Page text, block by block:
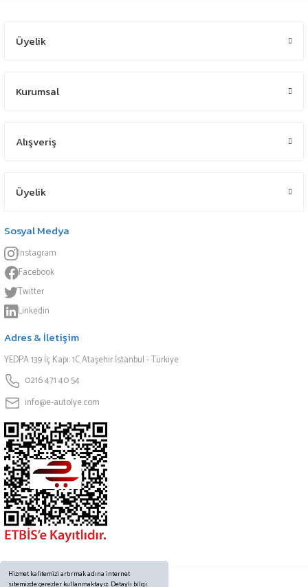
Hizmet kalitemizi artırmak adına internet
sitemizde çerezler kullanmaktayız. Detaylı bilgi
Üyelik
Kurumsal
Alışveriş
Üyelik
Sosyal Medya
Instagram
Facebook
Twitter
Linkedin
Adres & İletişim
YEDPA 139 İç Kapı: 1C Ataşehir İstanbul - Türkiye
0216 471 40 54
info@e-autolye.com